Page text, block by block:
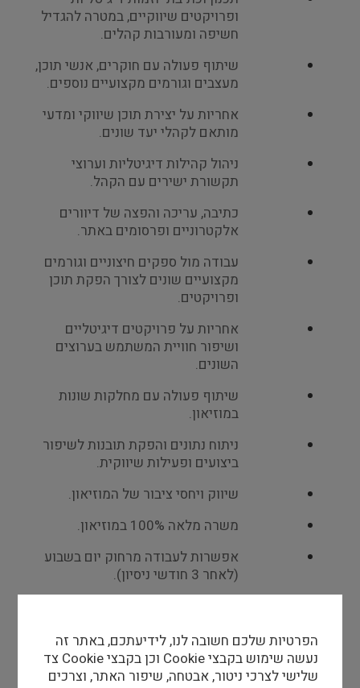
ופרויקטים שיווקיים, במטרה להגדיל
חשיפה ומעורבות קהלים.
שיתוף פעולה עם חוקרים, אנשי תוכן,
מעצבים וגורמים מקצועיים נוספים.
אחריות על יצירת תוכן שיווקי ומדעי
מותאם לקהלי יעד שונים.
ניהול קהילות דיגיטליות וערוצי
תקשורת ישירים עם הקהל.
כתיבה, עריכה והפצה של דיוורים
אלקטרוניים ופרסומים באתר.
עבודה מול ספקים חיצוניים וגורמים
מקצועיים שונים לצורך הפקת תוכן
ופרויקטים.
אחריות על פרויקטים דיגיטליים
ושיפור חוויית המשתמש בערוצים
השונים.
שיתוף פעולה עם מחלקות שונות
במוזיאון.
ניתוח נתונים והפקת תובנות לשיפור
ביצועים ופעילות שיווקית.
שיווק ויחסי ציבור של המוזיאון.
משרה מלאה 100% במוזיאון.
אפשרות לעבודה מרחוק יום בשבוע
(לאחר 3 חודשי ניסיון).
דרישות התפקיד:
הפרטיות שלכם חשובה לנו, לידיעתכם, באתר זה
נעשה שימוש בקבצי Cookie וכן בקבצי Cookie צד
שלישי לצרכי ניטור, אבטחה, שיפור האתר, וצרכים